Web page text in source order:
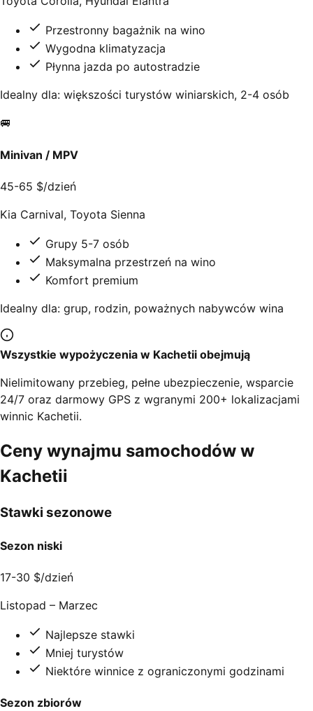
Przestronny bagażnik na wino
Wygodna klimatyzacja
Płynna jazda po autostradzie
Idealny dla: większości turystów winiarskich, 2-4 osób
🚐
Minivan / MPV
45-65 $/dzień
Kia Carnival, Toyota Sienna
Grupy 5-7 osób
Maksymalna przestrzeń na wino
Komfort premium
Idealny dla: grup, rodzin, poważnych nabywców wina
Wszystkie wypożyczenia w Kachetii obejmują
Nielimitowany przebieg, pełne ubezpieczenie, wsparcie
24/7 oraz darmowy GPS z wgranymi 200+ lokalizacjami
winnic Kachetii.
Ceny wynajmu samochodów w
Kachetii
Stawki sezonowe
Sezon niski
17-30 $/dzień
Listopad – Marzec
Najlepsze stawki
Mniej turystów
Niektóre winnice z ograniczonymi godzinami
Sezon zbiorów